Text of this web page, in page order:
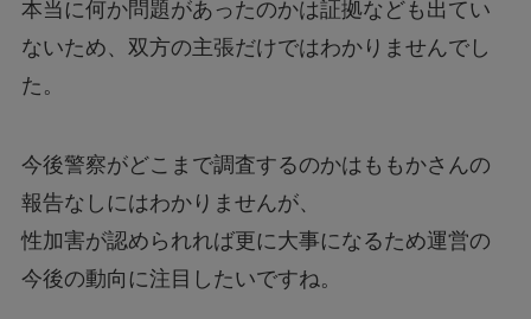
本当に何か問題があったのかは証拠なども出てい
ないため、双方の主張だけではわかりませんでし
た。
今後警察がどこまで調査するのかはももかさんの
報告なしにはわかりませんが、
性加害が認められれば更に大事になるため運営の
今後の動向に注目したいですね。